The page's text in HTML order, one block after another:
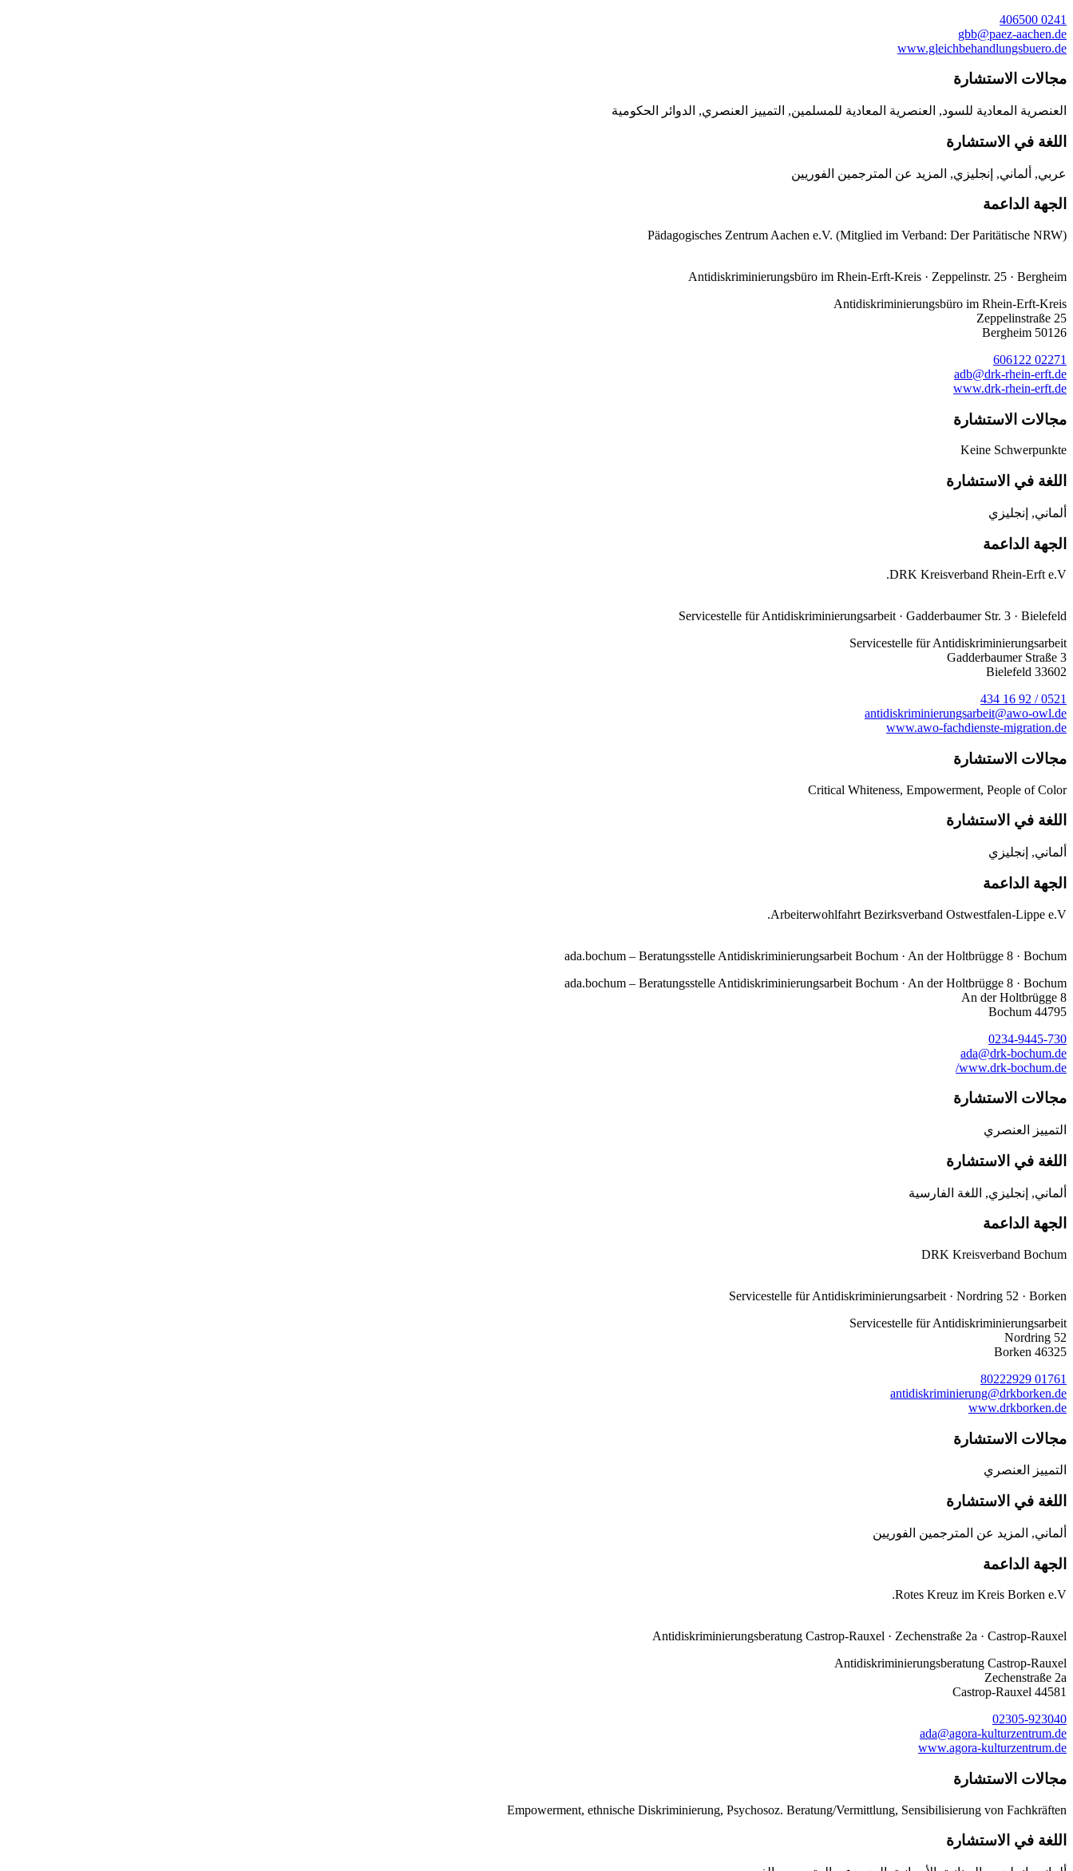
0241 406500
gbb@paez-aachen.de
www.gleichbehandlungsbuero.de
مجالات الاستشارة
العنصرية المعادية للسود, العنصرية المعادية للمسلمين, التمييز العنصري, الدوائر الحكومية
اللغة في الاستشارة
عربي, ألماني, إنجليزي, المزيد عن المترجمين الفوريين
الجهة الداعمة
Pädagogisches Zentrum Aachen e.V. (Mitglied im Verband: Der Paritätische NRW)
Antidiskriminierungsbüro im Rhein-Erft-Kreis · Zeppelinstr. 25 · Bergheim
Antidiskriminierungsbüro im Rhein-Erft-Kreis
Zeppelinstraße 25
50126 Bergheim
02271 606122
adb@drk-rhein-erft.de
www.drk-rhein-erft.de
مجالات الاستشارة
Keine Schwerpunkte
اللغة في الاستشارة
ألماني, إنجليزي
الجهة الداعمة
DRK Kreisverband Rhein-Erft e.V.
Servicestelle für Anti­diskriminierungs­arbeit · Gadderbaumer Str. 3 · Bielefeld
Servicestelle für Antidiskriminierungsarbeit
Gadderbaumer Straße 3
33602 Bielefeld
0521 / 92 16 434
antidiskriminierungsarbeit@awo-owl.de
www.awo-fachdienste-migration.de
مجالات الاستشارة
Critical Whiteness, Empowerment, People of Color
اللغة في الاستشارة
ألماني, إنجليزي
الجهة الداعمة
Arbeiterwohlfahrt Bezirksverband Ostwestfalen-Lippe e.V.
ada.bochum – Beratungsstelle Antidiskriminierungsarbeit Bochum · An der Holtbrügge 8 · Bochum
ada.bochum – Beratungsstelle Antidiskriminierungsarbeit Bochum · An der Holtbrügge 8 · Bochum
An der Holtbrügge 8
44795 Bochum
0234-9445-730
ada@drk-bochum.de
www.drk-bochum.de/
مجالات الاستشارة
التمييز العنصري
اللغة في الاستشارة
ألماني, إنجليزي, اللغة الفارسية
الجهة الداعمة
DRK Kreisverband Bochum
Servicestelle für Anti­diskriminierungs­arbeit · Nordring 52 · Borken
Servicestelle für Antidiskriminierungsarbeit
Nordring 52
46325 Borken
01761 80222929
antidiskriminierung@drkborken.de
www.drkborken.de
مجالات الاستشارة
التمييز العنصري
اللغة في الاستشارة
ألماني, المزيد عن المترجمين الفوريين
الجهة الداعمة
Rotes Kreuz im Kreis Borken e.V.
Antidiskriminierungsberatung Castrop-Rauxel · Zechenstraße 2a · Castrop-Rauxel
Antidiskriminierungsberatung Castrop-Rauxel
Zechenstraße 2a
44581 Castrop-Rauxel
02305-923040
ada@agora-kulturzentrum.de
www.agora-kulturzentrum.de
مجالات الاستشارة
Empowerment, ethnische Diskriminierung, Psychosoz. Beratung/Vermittlung, Sensibilisierung von Fachkräften
اللغة في الاستشارة